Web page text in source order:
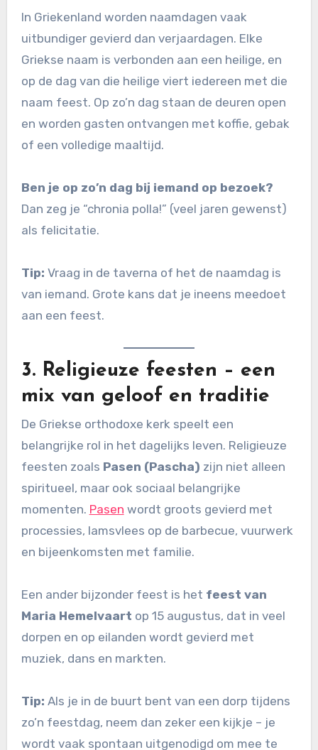
In Griekenland worden naamdagen vaak
uitbundiger gevierd dan verjaardagen. Elke
Griekse naam is verbonden aan een heilige, en
op de dag van die heilige viert iedereen met die
naam feest. Op zo’n dag staan de deuren open
en worden gasten ontvangen met koffie, gebak
of een volledige maaltijd.
Ben je op zo’n dag bij iemand op bezoek?
Dan zeg je “chronia polla!” (veel jaren gewenst)
als felicitatie.
Tip: Vraag in de taverna of het de naamdag is
van iemand. Grote kans dat je ineens meedoet
aan een feest.
3. Religieuze feesten – een
mix van geloof en traditie
De Griekse orthodoxe kerk speelt een
belangrijke rol in het dagelijks leven. Religieuze
feesten zoals Pasen (Pascha) zijn niet alleen
spiritueel, maar ook sociaal belangrijke
momenten. Pasen wordt groots gevierd met
processies, lamsvlees op de barbecue, vuurwerk
en bijeenkomsten met familie.
Een ander bijzonder feest is het feest van
Maria Hemelvaart op 15 augustus, dat in veel
dorpen en op eilanden wordt gevierd met
muziek, dans en markten.
Tip: Als je in de buurt bent van een dorp tijdens
zo’n feestdag, neem dan zeker een kijkje – je
wordt vaak spontaan uitgenodigd om mee te